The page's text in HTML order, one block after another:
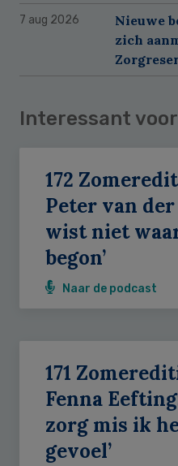
7 aug 2026
Nieuwe
zich
Interessant
172
Peter van der
wist niet
begon’
Naar de podcast
171
Fenna
zorg mis ik
gevoel’